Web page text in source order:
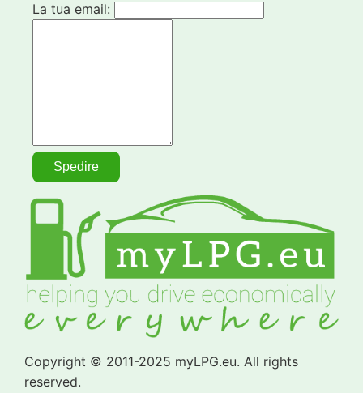
La tua email:
Copyright © 2011-2025 myLPG.eu. All rights
reserved.